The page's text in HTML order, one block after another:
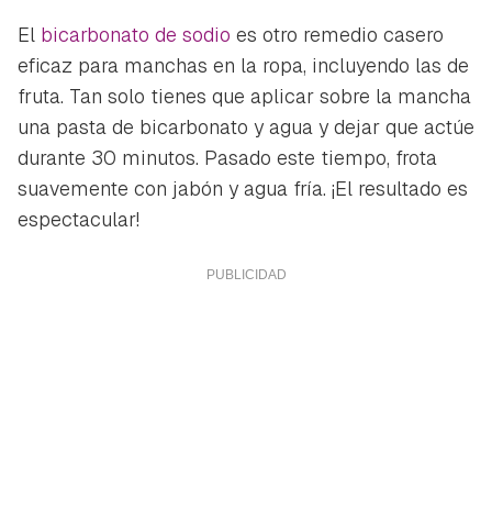
El bicarbonato de sodio es otro remedio casero
eficaz para manchas en la ropa, incluyendo las de
fruta. Tan solo tienes que aplicar sobre la mancha
una pasta de bicarbonato y agua y dejar que actúe
durante 30 minutos. Pasado este tiempo, frota
suavemente con jabón y agua fría. ¡El resultado es
espectacular!